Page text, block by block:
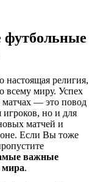
футбольные
настоящая религия,
всему миру. Успех
— это повод
игроков, но и для
матчей и
Если Вы тоже
важные
мира.